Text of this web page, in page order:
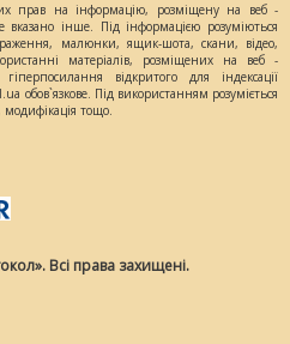
прав на інформацію, розміщену на веб -
вказано інше. Під інформацією розуміються
малюнки, ящик-шота, скани, відео,
матеріалів, розміщених на веб -
відкритого для індексації
обов`язкове. Під використанням розуміється
тощо.
Всі права захищені.